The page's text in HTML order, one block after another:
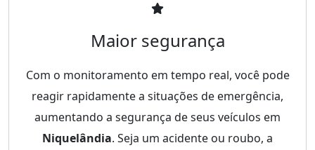
Maior segurança
Com o monitoramento em tempo real, você pode
reagir rapidamente a situações de emergência,
aumentando a segurança de seus veículos em
Niquelândia. Seja um acidente ou roubo, a